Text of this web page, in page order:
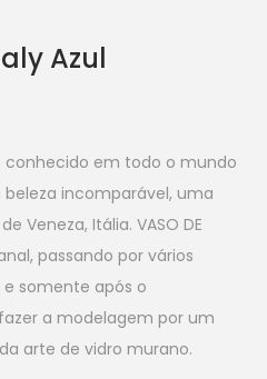
Azul
é conhecido em todo o mundo
incomparável, uma
Veneza, Itália. VASO DE
passando por vários
somente após o
a modelagem por um
arte de vidro murano.